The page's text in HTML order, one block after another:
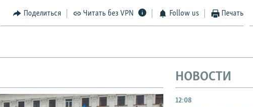
Поделиться Читать без VPN Follow us Печать
НОВОСТИ
12:08